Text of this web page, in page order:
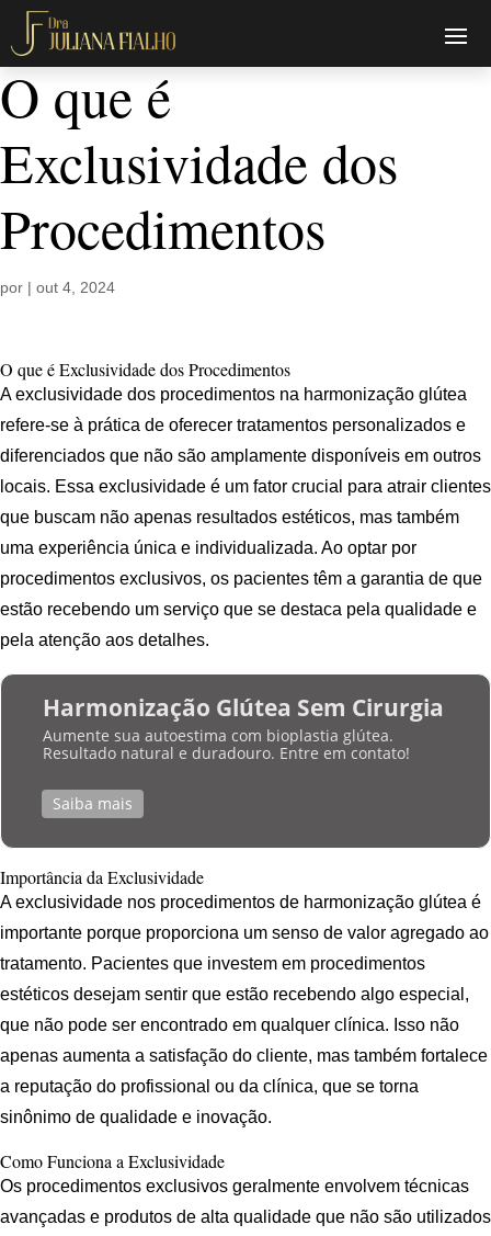
O que é
Exclusividade dos
Procedimentos
por | out 4, 2024
O que é Exclusividade dos Procedimentos
A exclusividade dos procedimentos na harmonização glútea
refere-se à prática de oferecer tratamentos personalizados e
diferenciados que não são amplamente disponíveis em outros
locais. Essa exclusividade é um fator crucial para atrair clientes
que buscam não apenas resultados estéticos, mas também
uma experiência única e individualizada. Ao optar por
procedimentos exclusivos, os pacientes têm a garantia de que
estão recebendo um serviço que se destaca pela qualidade e
pela atenção aos detalhes.
Harmonização Glútea Sem Cirurgia
Aumente sua autoestima com bioplastia glútea.
Resultado natural e duradouro. Entre em contato!
Saiba mais
Importância da Exclusividade
A exclusividade nos procedimentos de harmonização glútea é
importante porque proporciona um senso de valor agregado ao
tratamento. Pacientes que investem em procedimentos
estéticos desejam sentir que estão recebendo algo especial,
que não pode ser encontrado em qualquer clínica. Isso não
apenas aumenta a satisfação do cliente, mas também fortalece
a reputação do profissional ou da clínica, que se torna
sinônimo de qualidade e inovação.
Como Funciona a Exclusividade
Os procedimentos exclusivos geralmente envolvem técnicas
avançadas e produtos de alta qualidade que não são utilizados